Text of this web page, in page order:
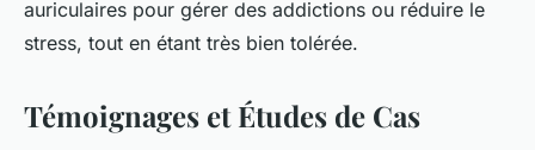
auriculaires pour gérer des addictions ou réduire le
stress, tout en étant très bien tolérée.
Témoignages et Études de Cas